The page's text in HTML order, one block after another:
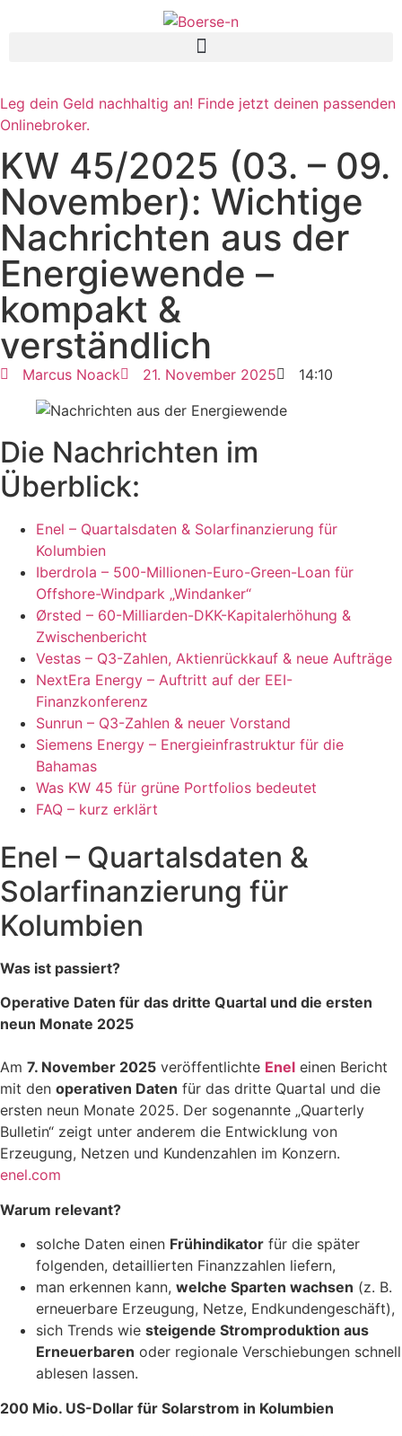
Leg dein Geld nachhaltig an! Finde jetzt deinen passenden
Onlinebroker.
KW 45/2025 (03. – 09.
November): Wichtige
Nachrichten aus der
Energie­wende –
kompakt &
verständlich
Marcus Noack 21. November 2025 14:10
Die Nachrichten im
Überblick:
Enel – Quartalsdaten & Solarfinanzierung für
Kolumbien
Iberdrola – 500-Millionen-Euro-Green-Loan für
Offshore-Windpark „Windanker“
Ørsted – 60-Milliarden-DKK-Kapitalerhöhung &
Zwischenbericht
Vestas – Q3-Zahlen, Aktienrückkauf & neue Aufträge
NextEra Energy – Auftritt auf der EEI-
Finanzkonferenz
Sunrun – Q3-Zahlen & neuer Vorstand
Siemens Energy – Energieinfrastruktur für die
Bahamas
Was KW 45 für grüne Portfolios bedeutet
FAQ – kurz erklärt
Enel – Quartalsdaten &
Solarfinanzierung für
Kolumbien
Was ist passiert?
Operative Daten für das dritte Quartal und die ersten
neun Monate 2025
Am 7. November 2025 veröffentlichte Enel einen Bericht
mit den operativen Daten für das dritte Quartal und die
ersten neun Monate 2025. Der sogenannte „Quarterly
Bulletin“ zeigt unter anderem die Entwicklung von
Erzeugung, Netzen und Kundenzahlen im Konzern.
enel.com
Warum relevant?
solche Daten einen Frühindikator für die später
folgenden, detaillierten Finanzzahlen liefern,
man erkennen kann, welche Sparten wachsen (z. B.
erneuerbare Erzeugung, Netze, Endkundengeschäft),
sich Trends wie steigende Stromproduktion aus
Erneuerbaren oder regionale Verschiebungen schnell
ablesen lassen.
200 Mio. US-Dollar für Solarstrom in Kolumbien